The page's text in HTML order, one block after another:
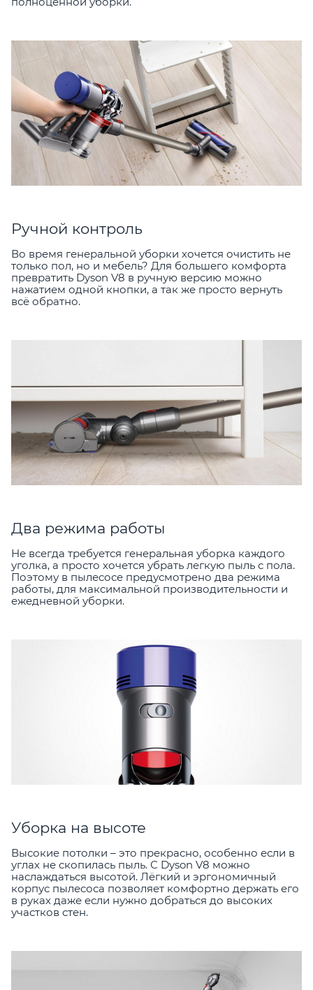
Ручной контроль
Во время генеральной уборки хочется очистить не
только пол, но и мебель? Для большего комфорта
превратить Dyson V8 в ручную версию можно
нажатием одной кнопки, а так же просто вернуть
всё обратно.
Два режима работы
Не всегда требуется генеральная уборка каждого
уголка, а просто хочется убрать легкую пыль с пола.
Поэтому в пылесосе предусмотрено два режима
работы, для максимальной производительности и
ежедневной уборки.
Уборка на высоте
Высокие потолки – это прекрасно, особенно если в
углах не скопилась пыль. С Dyson V8 можно
наслаждаться высотой. Лёгкий и эргономичный
корпус пылесоса позволяет комфортно держать его
в руках даже если нужно добраться до высоких
участков стен.